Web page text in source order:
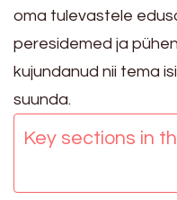
oma tulevastele
peresidemed ja
kujundanud nii tema
suunda.
Key sections in